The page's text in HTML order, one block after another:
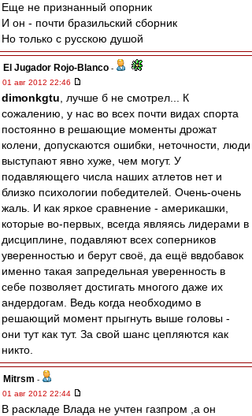
Еще не признанный опорник
И он - почти бразильский сборник
Но только с русскою душой
El Jugador Rojo-Blanco -
01 авг 2012 22:46
dimonkgtu , лучше б не смотрел... К
сожалению, у нас во всех почти видах спорта
постоянно в решающие моменты дрожат
колени, допускаются ошибки, неточности, люди
выступают явно хуже, чем могут. У
подавляющего числа наших атлетов нет и
близко психологии победителей. Очень-очень
жаль. И как яркое сравнение - америкашки,
которые во-первых, всегда являясь лидерами в
дисциплине, подавляют всех соперников
уверенностью и берут своё, да ещё ввдобавок
именно такая запредельная уверенность в
себе позволяет достигать многого даже их
андердогам. Ведь когда необходимо в
решающий момент прыгнуть выше головы -
они тут как тут. За свой шанс цепляются как
никто.
Mitrsm -
01 авг 2012 22:44
В раскладе Влада не учтен газпром ,а он